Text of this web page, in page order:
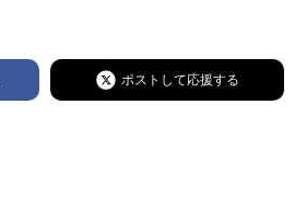
ポストして応援する